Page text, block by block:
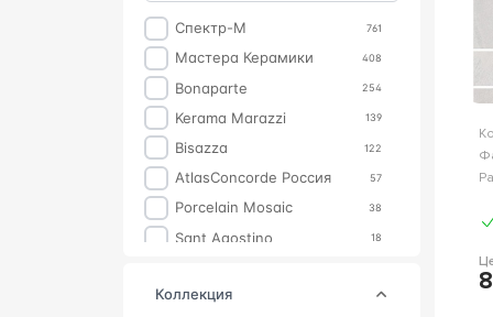
Спектр-М 761
Мастера Керамики 408
Bonaparte 254
Kerama Marazzi 139
Bisazza 122
AtlasConcorde Россия 57
Porcelain Mosaic 38
Sant Agostino 18
Imola 10
коллекция